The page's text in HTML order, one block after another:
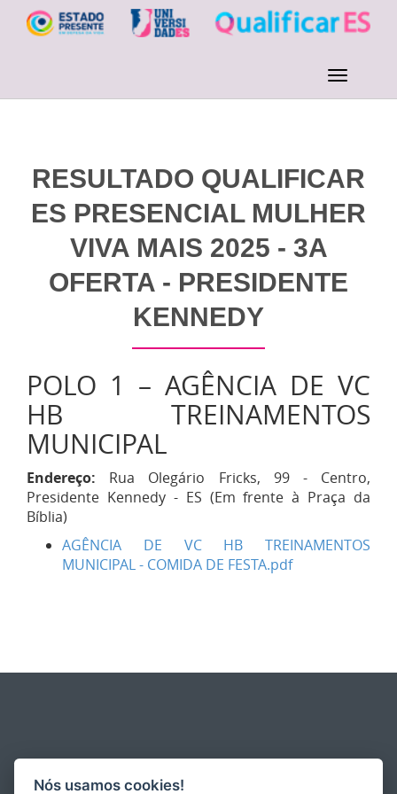
RESULTADO QUALIFICAR
ES PRESENCIAL MULHER
VIVA MAIS 2025 - 3A
OFERTA - PRESIDENTE
KENNEDY
POLO 1 – AGÊNCIA DE VC
HB TREINAMENTOS
MUNICIPAL
Endereço:
Rua Olegário Fricks, 99 - Centro,
Presidente Kennedy - ES (Em frente à Praça da
Bíblia)
AGÊNCIA DE VC HB TREINAMENTOS
MUNICIPAL - COMIDA DE FESTA.pdf
Nós usamos cookies!